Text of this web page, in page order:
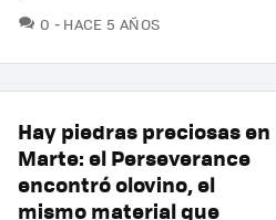
0 COMENTARIOS
HACE 5 AÑOS
Hay piedras preciosas en
Marte: el Perseverance
encontró olovino, el
mismo material que